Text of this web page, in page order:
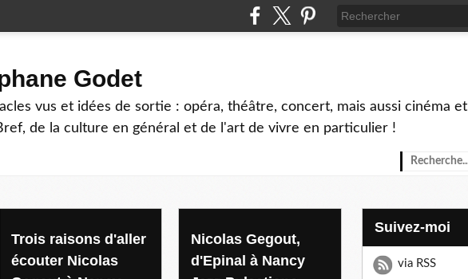
Godet
vus et idées de sortie : opéra, théâtre, concert, mais aussi cinéma et
de la culture en général et de l'art de vivre en particulier !
Trois raisons d'aller
écouter Nicolas
Nicolas Gegout,
d'Epinal à Nancy
Suivez-moi
via RSS